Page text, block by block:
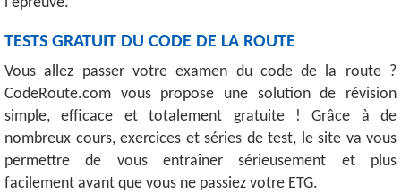
TESTS GRATUIT DU CODE DE LA ROUTE
Vous allez passer votre examen du code de la route ?
CodeRoute.com vous propose une solution de révision
simple, efficace et totalement gratuite ! Grâce à de
nombreux cours, exercices et séries de test, le site va vous
permettre de vous entraîner sérieusement et plus
facilement avant que vous ne passiez votre ETG.